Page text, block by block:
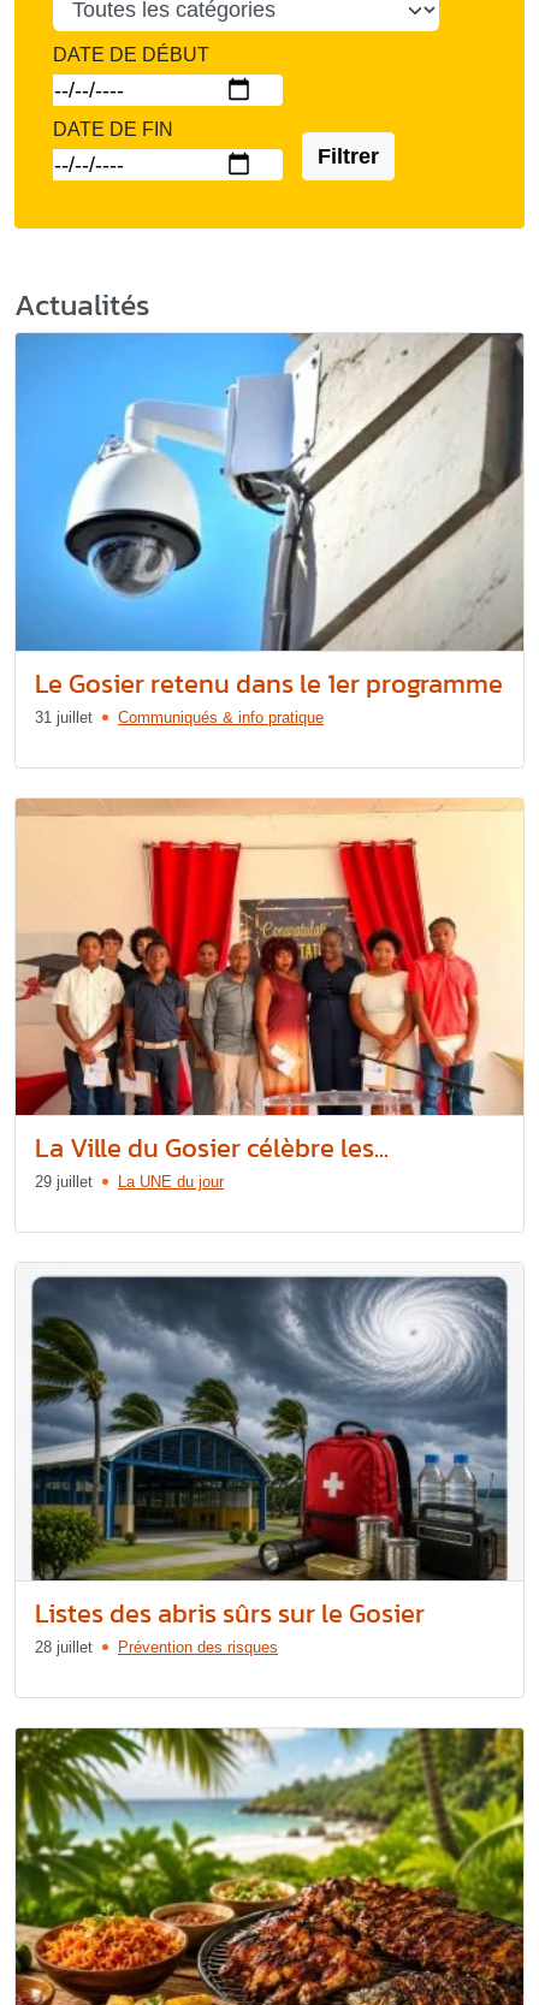
DATE DE DÉBUT
DATE DE FIN
Filtrer
Actualités
Le Gosier retenu dans le 1er programme
31 juillet Communiqués & info pratique
La Ville du Gosier célèbre les...
29 juillet La UNE du jour
Listes des abris sûrs sur le Gosier
28 juillet Prévention des risques